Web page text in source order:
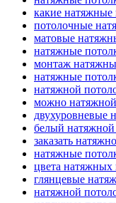
какие натяжные
потолочные
матовые
натяжные
монтаж
натяжные
натяжной
можно
двухуровневые
белый натяжной
заказать
натяжные
цвета натяжных
глянцевые
натяжной